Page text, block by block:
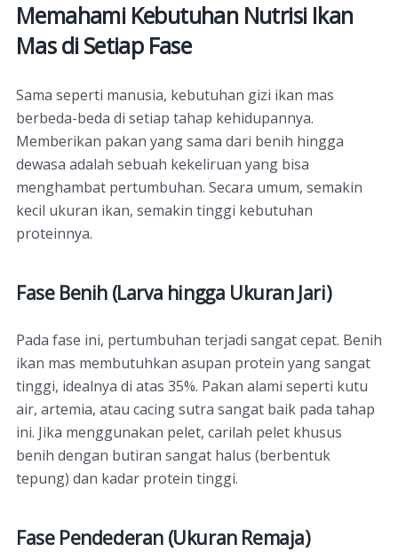
Memahami Kebutuhan Nutrisi Ikan
Mas di Setiap Fase
Sama seperti manusia, kebutuhan gizi ikan mas
berbeda-beda di setiap tahap kehidupannya.
Memberikan pakan yang sama dari benih hingga
dewasa adalah sebuah kekeliruan yang bisa
menghambat pertumbuhan. Secara umum, semakin
kecil ukuran ikan, semakin tinggi kebutuhan
proteinnya.
Fase Benih (Larva hingga Ukuran Jari)
Pada fase ini, pertumbuhan terjadi sangat cepat. Benih
ikan mas membutuhkan asupan protein yang sangat
tinggi, idealnya di atas 35%. Pakan alami seperti kutu
air, artemia, atau cacing sutra sangat baik pada tahap
ini. Jika menggunakan pelet, carilah pelet khusus
benih dengan butiran sangat halus (berbentuk
tepung) dan kadar protein tinggi.
Fase Pendederan (Ukuran Remaja)